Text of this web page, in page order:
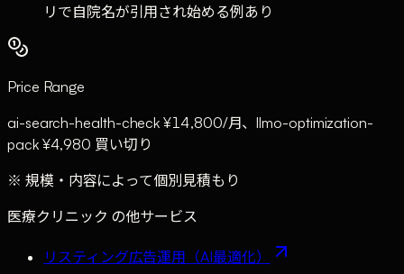
リで自院名が引用され始める例あり
Price Range
ai-search-health-check ¥14,800/月、llmo-optimization-
pack ¥4,980 買い切り
※ 規模・内容によって個別見積もり
医療クリニック の他サービス
リスティング広告運用（AI最適化）